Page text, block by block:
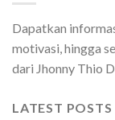
Dapatkan
motivasi, hingga
dari Jhonny Thio
LATEST POSTS